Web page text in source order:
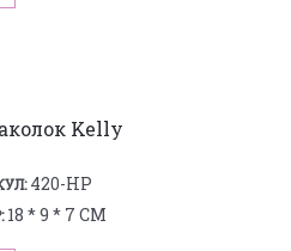
Kelly
420-HP
18 * 9 * 7 СМ